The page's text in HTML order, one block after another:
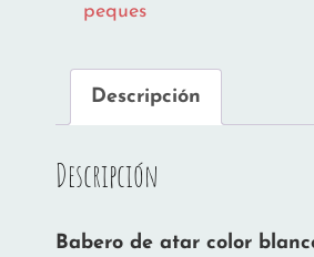
peques
Descripción
Descripción
Babero de atar color